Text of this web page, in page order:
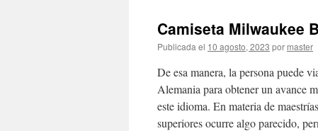
Camiseta Milwaukee
Publicada el 10 agosto, 2023 por master
De esa manera, la persona puede
Alemania para obtener un avance
este idioma. En materia de
superiores ocurre algo parecido,